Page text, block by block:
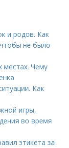
и родов. Как
не было
местах. Чему
Как
игры,
во время
этикета за